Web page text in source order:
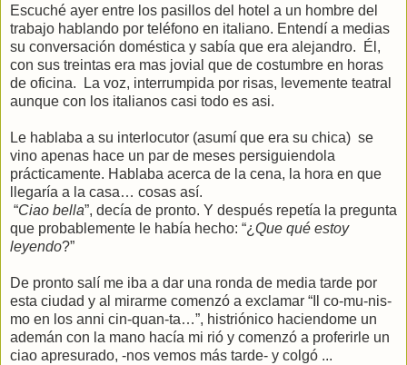
Escuché ayer entre los pasillos del hotel a un hombre del
trabajo hablando por teléfono en italiano. Entendí a medias
su conversación doméstica y sabía que era alejandro. Él,
con sus treintas era mas jovial que de costumbre en horas
de oficina. La voz, interrumpida por risas, levemente teatral
aunque con los italianos casi todo es asi.
Le hablaba a su interlocutor (asumí que era su chica) se
vino apenas hace un par de meses persiguiendola
prácticamente. Hablaba acerca de la cena, la hora en que
llegaría a la casa… cosas así.
“Ciao bella”, decía de pronto. Y después repetía la pregunta
que probablemente le había hecho: “¿ Que qué estoy
leyendo?”
De pronto salí me iba a dar una ronda de media tarde por
esta ciudad y al mirarme comenzó a exclamar “Il co-mu-nis-
mo en los anni cin-quan-ta…”, histriónico haciendome un
ademán con la mano hacía mi rió y comenzó a proferirle un
ciao apresurado, -nos vemos más tarde- y colgó ...